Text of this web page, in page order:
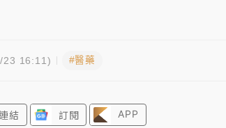
23 16:11) #醫藥
連結 訂閱 APP